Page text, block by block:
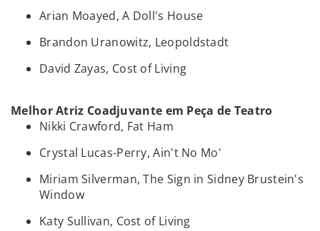
Arian Moayed, A Doll's House
Brandon Uranowitz, Leopoldstadt
David Zayas, Cost of Living
Melhor Atriz Coadjuvante em Peça de Teatro
Nikki Crawford, Fat Ham
Crystal Lucas-Perry, Ain't No Mo'
Miriam Silverman, The Sign in Sidney Brustein's
Window
Katy Sullivan, Cost of Living